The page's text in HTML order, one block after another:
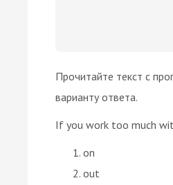
Прочитайте текст с
варианту ответа.
If you work too much
on
out